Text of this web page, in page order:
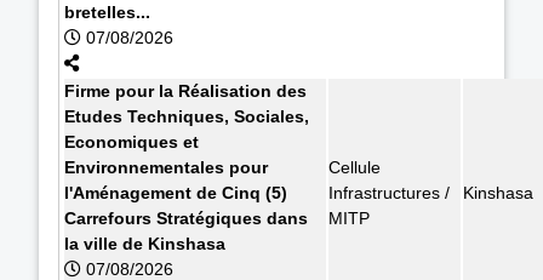
bretelles...
07/08/2026
Firme pour la Réalisation des
Etudes Techniques, Sociales,
Economiques et
Environnementales pour
l'Aménagement de Cinq (5)
Carrefours Stratégiques dans
la ville de Kinshasa
07/08/2026
Cellule
Infrastructures /
MITP
Kinshasa